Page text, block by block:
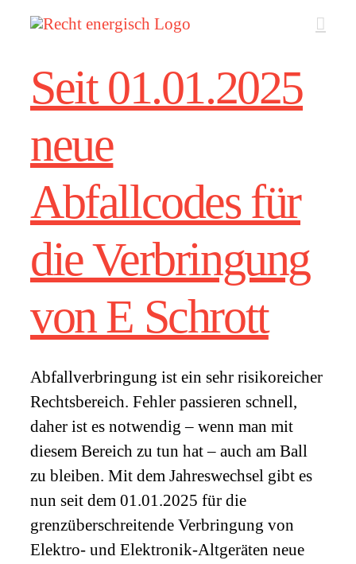
Zum
Inhalt
Seit 01.01.2025
neue
Abfallcodes für
die Verbringung
von E Schrott
Abfallverbringung ist ein sehr risikoreicher
Rechtsbereich. Fehler passieren schnell,
daher ist es notwendig – wenn man mit
diesem Bereich zu tun hat – auch am Ball
zu bleiben. Mit dem Jahreswechsel gibt es
nun seit dem 01.01.2025 für die
grenzüberschreitende Verbringung von
Elektro- und Elektronik-Altgeräten neue